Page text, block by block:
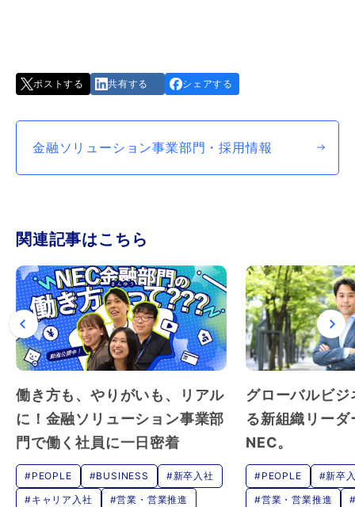
ポストする 共有する シェアする
金融ソリューション事業部門・採用情報
関連記事はこちら
働き方も、やりがいも、リアル
に！金融ソリューション事業部
門で働く社員に一日密着
#PEOPLE #BUSINESS
#新卒入社
#キャリア入社
#営業・営業推進
グローバルビ
る新組織リー
NEC。
#PEOPLE
#新卒
#営業・営業推進